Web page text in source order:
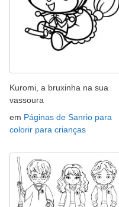
Kuromi, a bruxinha na sua
vassoura
em Páginas de Sanrio para
colorir para crianças